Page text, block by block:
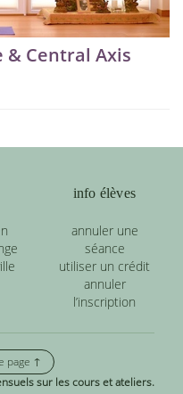
& Central Axis
info élèves
annuler une
séance
utiliser un crédit
annuler
l’inscription
page ↑
sur les cours et ateliers.